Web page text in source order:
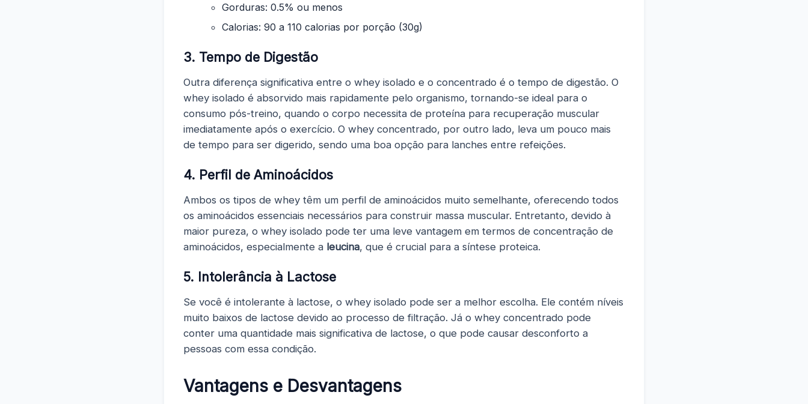
Gorduras: 0.5% ou menos
Calorias: 90 a 110 calorias por porção (30g)
3. Tempo de Digestão
Outra diferença significativa entre o whey isolado e o concentrado é o tempo de digestão. O
whey isolado é absorvido mais rapidamente pelo organismo, tornando-se ideal para o
consumo pós-treino, quando o corpo necessita de proteína para recuperação muscular
imediatamente após o exercício. O whey concentrado, por outro lado, leva um pouco mais
de tempo para ser digerido, sendo uma boa opção para lanches entre refeições.
4. Perfil de Aminoácidos
Ambos os tipos de whey têm um perfil de aminoácidos muito semelhante, oferecendo todos
os aminoácidos essenciais necessários para construir massa muscular. Entretanto, devido à
maior pureza, o whey isolado pode ter uma leve vantagem em termos de concentração de
aminoácidos, especialmente a leucina, que é crucial para a síntese proteica.
5. Intolerância à Lactose
Se você é intolerante à lactose, o whey isolado pode ser a melhor escolha. Ele contém níveis
muito baixos de lactose devido ao processo de filtração. Já o whey concentrado pode
conter uma quantidade mais significativa de lactose, o que pode causar desconforto a
pessoas com essa condição.
Vantagens e Desvantagens